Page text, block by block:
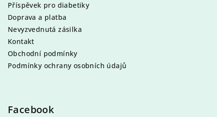
Příspěvek pro diabetiky
Doprava a platba
Nevyzvednutá zásilka
Kontakt
Obchodní podmínky
Podmínky ochrany osobních údajů
Facebook